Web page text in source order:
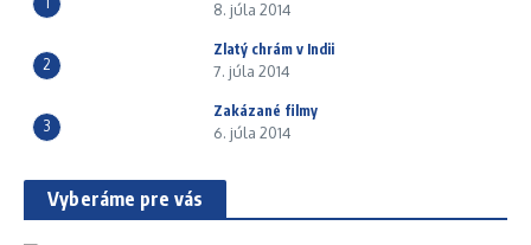
8. júla 2014
2
Zlatý chrám v Indii
7. júla 2014
3
Zakázané filmy
6. júla 2014
Vyberáme pre vás